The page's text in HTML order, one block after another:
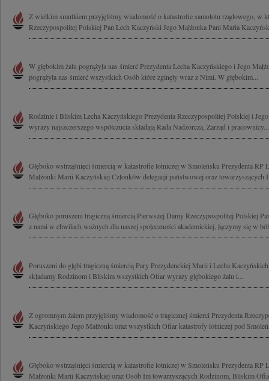
Z wielkim smutkiem przyjęliśmy wiadomość o katastrofie samolotu rządowego, w
Rzeczypospolitej Polskiej Pan Lech Kaczyński Jego Małżonka Pani Maria
W głębokim żalu pogrążyła nas śmierć Prezydenta Lecha Kaczyńskiego i Jego
pogrążyła nas śmierć wszystkich Osób które zginęły wraz z Nimi. W głębokim...
Rodzinie i Bliskim Lecha Kaczyńskiego Prezydenta Rzeczypospolitej Polskiej i
wyrazy najszczerszego współczucia składają Rada Nadzorcza, Zarząd i pracownicy...
Głęboko wstrząśnięci śmiercią w katastrofie lotniczej w Smoleńsku Prezydenta RP
Małżonki Marii Kaczyńskiej Członków delegacji państwowej oraz towarzyszących
Głęboko poruszeni tragiczną śmiercią Pierwszej Damy Rzeczypospolitej Polskiej
z nami w chwilach ważnych dla naszej społeczności akademickiej, łączymy się w
Poruszeni do głębi tragiczną śmiercią Pary Prezydenckiej Marii i Lecha
składamy Rodzinom i Bliskim wszystkich Ofiar wyrazy głębokiego żalu i...
Z ogromnym żalem przyjęliśmy wiadomość o tragicznej śmierci Prezydenta
Kaczyńskiego Jego Małżonki oraz wszystkich Ofiar katastrofy lotniczej pod
Głęboko wstrząśnięci śmiercią w katastrofie lotniczej w Smoleńsku Prezydenta RP
Małżonki Marii Kaczyńskiej oraz Osób Im towarzyszących Rodzinom, Bliskim